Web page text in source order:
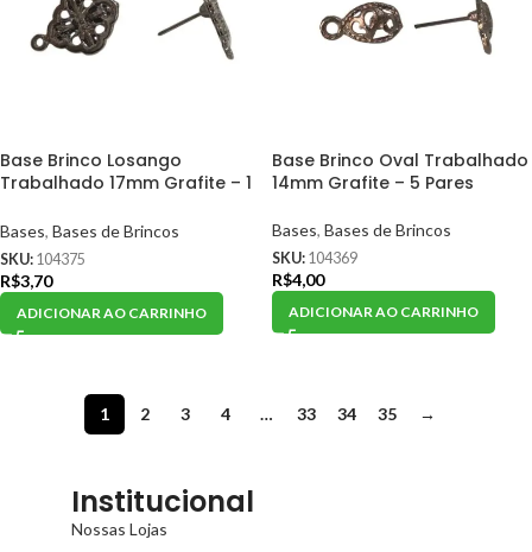
Base Brinco Losango
Trabalhado 17mm Grafite – 1
Bases, Bases de Brincos
SKU: 104375
R$3,70
ADICIONAR AO CARRINHO
Base Brinco Oval Trabalhado
14mm Grafite – 5 Pares
Bases, Bases de Brincos
SKU: 104369
R$4,00
ADICIONAR AO CARRINHO
1 2 3 4 … 33 34 35 →
Institucional
Nossas Lojas